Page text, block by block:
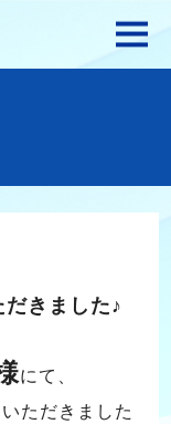
きました♪
にて、
ただきました